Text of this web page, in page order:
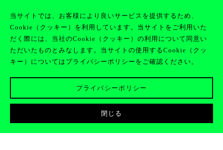
当サイトでは、お客様により良いサービスを提供するため、
Cookie（クッキー）を利用しています。当サイトをご利用いた
だく際には、当社のCookie（クッキー）の利用について同意い
ただいたものとみなします。当サイトの使用するCookie（クッ
キー）についてはプライバシーポリシーをご確認ください。
プライバシーポリシー
閉じる
JOIN
CLAN
EN